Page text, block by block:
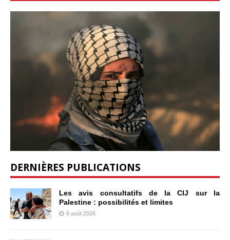
DERNIÈRES PUBLICATIONS
Les avis consultatifs de la CIJ sur la
Palestine : possibilités et limites
8 août 2026